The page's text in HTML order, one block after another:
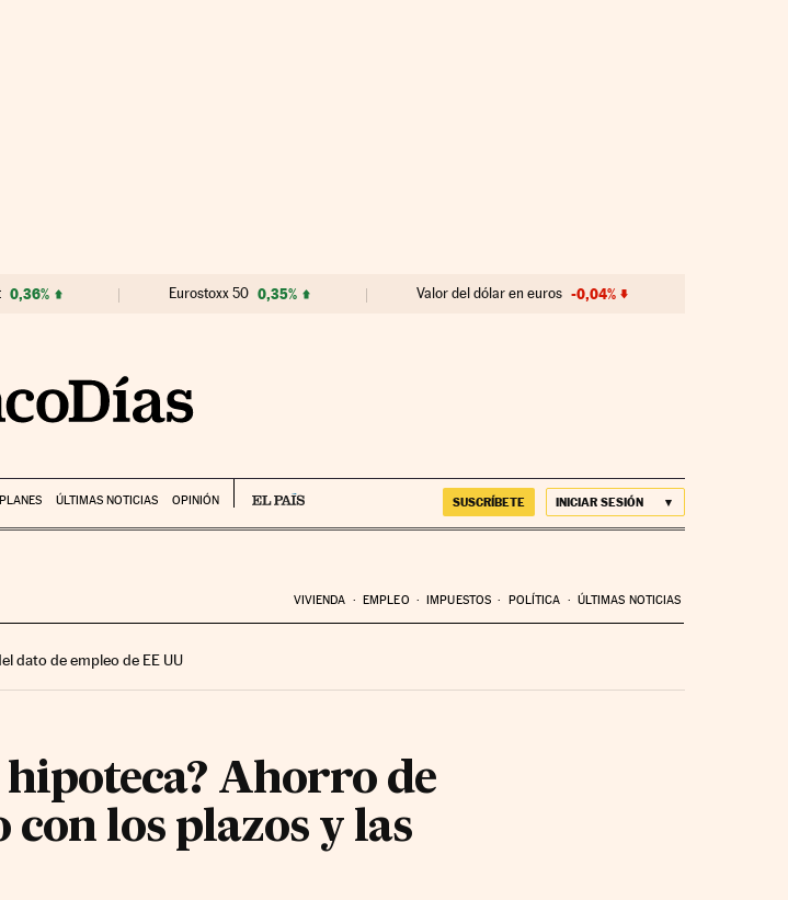
0,36% Eurostoxx 50 0,35% Valor del dólar en euros -0,04%
ÚLTIMAS NOTICIAS OPINIÓN SUSCRÍBETE INICIAR SESIÓN
VIVIENDA EMPLEO IMPUESTOS POLÍTICA ÚLTIMAS NOTICIAS
dato de empleo de EE UU
Ahorro de
los plazos y las